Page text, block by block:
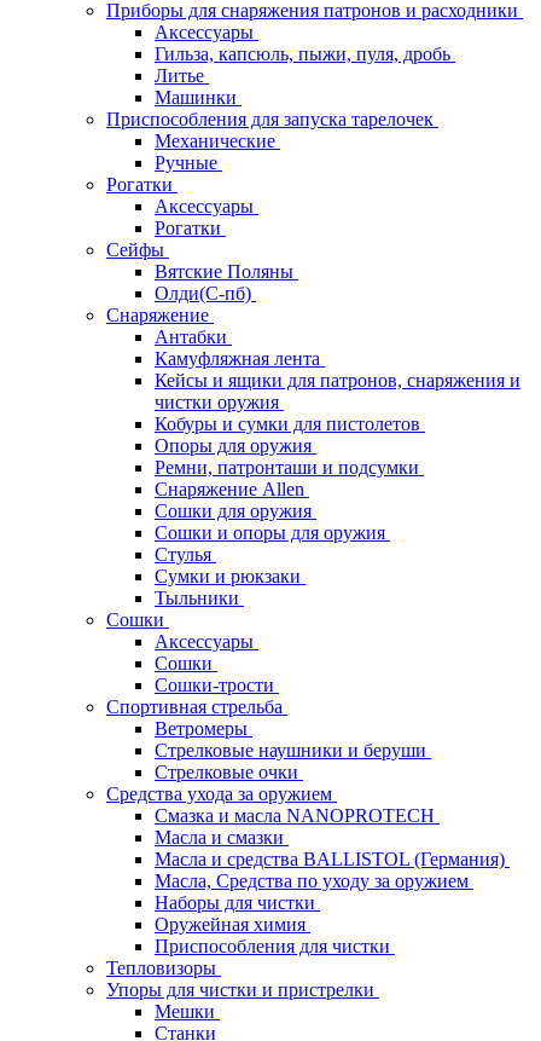
Приборы для снаряжения патронов и расходники
Аксессуары
Гильза, капсюль, пыжи, пуля, дробь
Литье
Машинки
Приспособления для запуска тарелочек
Механические
Ручные
Рогатки
Аксессуары
Рогатки
Сейфы
Вятские Поляны
Олди(С-пб)
Снаряжение
Антабки
Камуфляжная лента
Кейсы и ящики для патронов, снаряжения и
чистки оружия
Кобуры и сумки для пистолетов
Опоры для оружия
Ремни, патронташи и подсумки
Снаряжение Allen
Сошки для оружия
Сошки и опоры для оружия
Стулья
Сумки и рюкзаки
Тыльники
Сошки
Аксессуары
Сошки
Сошки-трости
Спортивная стрельба
Ветромеры
Стрелковые наушники и беруши
Стрелковые очки
Средства ухода за оружием
Смазка и масла NANOPROTECH
Масла и смазки
Масла и средства BALLISTOL (Германия)
Масла, Средства по уходу за оружием
Наборы для чистки
Оружейная химия
Приспособления для чистки
Тепловизоры
Упоры для чистки и пристрелки
Мешки
Станки